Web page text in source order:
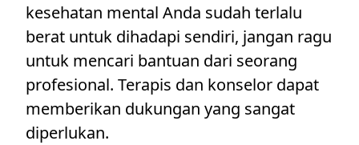
kesehatan mental Anda sudah terlalu
berat untuk dihadapi sendiri, jangan ragu
untuk mencari bantuan dari seorang
profesional. Terapis dan konselor dapat
memberikan dukungan yang sangat
diperlukan.